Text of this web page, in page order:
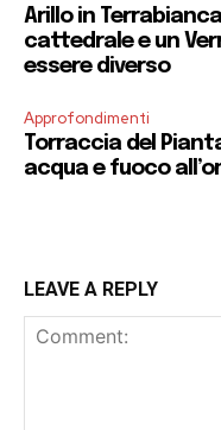
Arillo in
cattedrale e un
essere diverso
Approfondimenti
Torraccia del
acqua e fuoco
LEAVE A REPLY